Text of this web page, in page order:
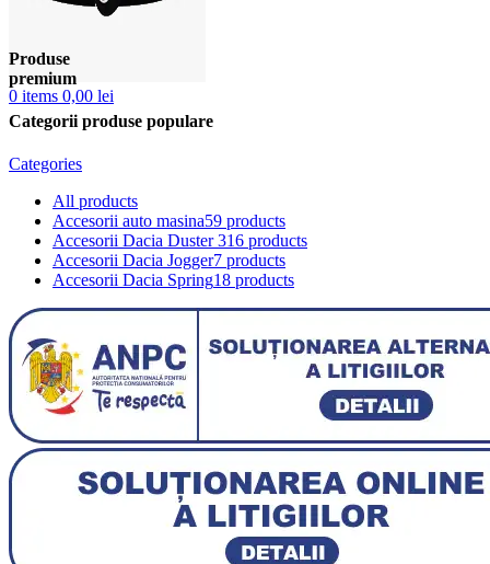
0 items 0,00 lei
Produse
premium
Categorii produse populare
Categories
All products
Accesorii auto masina59 products
Accesorii Dacia Duster 316 products
Accesorii Dacia Jogger7 products
Accesorii Dacia Spring18 products